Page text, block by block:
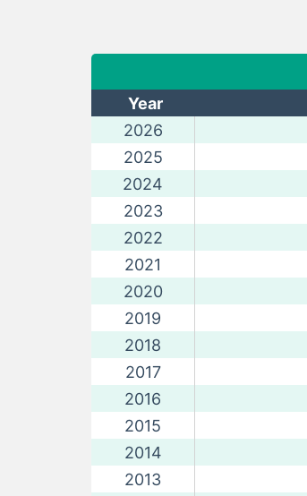
Year
2026
2025
2024
2023
2022
2021
2020
2019
2018
2017
2016
2015
2014
2013